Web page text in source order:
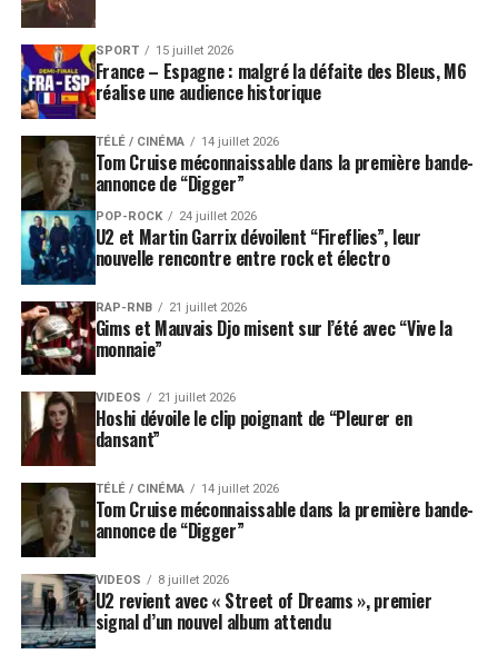
SPORT 15 juillet 2026
France – Espagne : malgré la défaite des Bleus, M6
réalise une audience historique
TÉLÉ / CINÉMA 14 juillet 2026
Tom Cruise méconnaissable dans la première bande-
annonce de “Digger”
POP-ROCK 24 juillet 2026
U2 et Martin Garrix dévoilent “Fireflies”, leur
nouvelle rencontre entre rock et électro
RAP-RNB 21 juillet 2026
Gims et Mauvais Djo misent sur l’été avec “Vive la
monnaie”
VIDEOS 21 juillet 2026
Hoshi dévoile le clip poignant de “Pleurer en
dansant”
TÉLÉ / CINÉMA 14 juillet 2026
Tom Cruise méconnaissable dans la première bande-
annonce de “Digger”
VIDEOS 8 juillet 2026
U2 revient avec « Street of Dreams », premier
signal d’un nouvel album attendu